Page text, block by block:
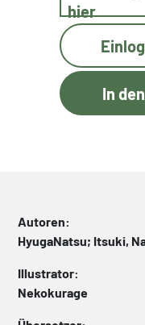
hier
Autoren:
HyugaNatsu; Itsuki,
Illustrator:
Nekokurage